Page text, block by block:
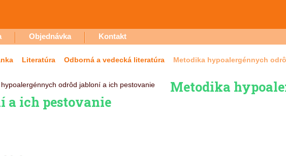
Objednávka Kontakt
Literatúra Odborná a vedecká literatúra Metodika hypoalergénnych
Metodika
a ich pestovanie